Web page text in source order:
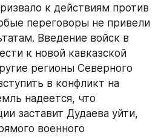
к действиям против
переговоры не привели
Введение войск в
к новой кавказской
регионы Северного
в конфликт на
надеется, что
заставит Дудаева уйти,
военного